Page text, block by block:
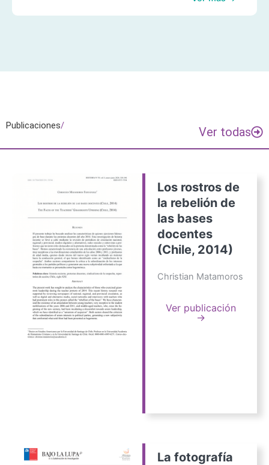
Publicaciones/ Ver todas
Los rostros de
la rebelión de
las bases
docentes
(Chile, 2014)
Christian Matamoros
Ver publicación
→
La fotografía